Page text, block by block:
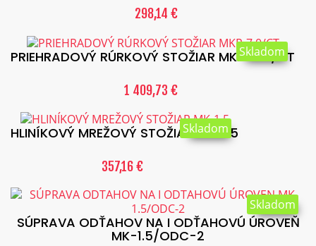
298,14 €
PRIEHRADOVÝ RÚRKOVÝ STOŽIAR MKR-7.0/CT
1 409,73 €
Skladom
HLINÍKOVÝ MREŽOVÝ STOŽIAR MK-1.5
357,16 €
Skladom
SÚPRAVA ODŤAHOV NA I ODŤAHOVÚ ÚROVEŇ
MK-1.5/ODC-2
Skladom